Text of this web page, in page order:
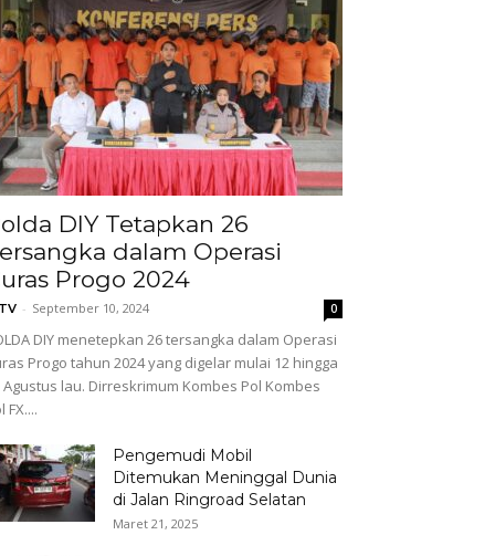
DIY Tetapkan 26
dalam Operasi
Progo 2024
- September 10, 2024 0
DIY menetepkan 26 tersangka dalam Operasi
Progo tahun 2024 yang digelar mulai 12 hingga
Agustus lau. Dirreskrimum Kombes Pol Kombes
FX....
Pengemudi Mobil
Ditemukan Meninggal Dunia
di Jalan Ringroad Selatan
Maret 21, 2025